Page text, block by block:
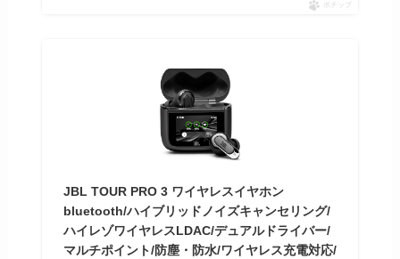
ポチップ
JBL TOUR PRO 3 ワイヤレスイヤホン
bluetooth/ハイブリッドノイズキャンセリング/
ハイレゾワイヤレスLDAC/デュアルドライバー/
マルチポイント/防塵・防水/ワイヤレス充電対応/